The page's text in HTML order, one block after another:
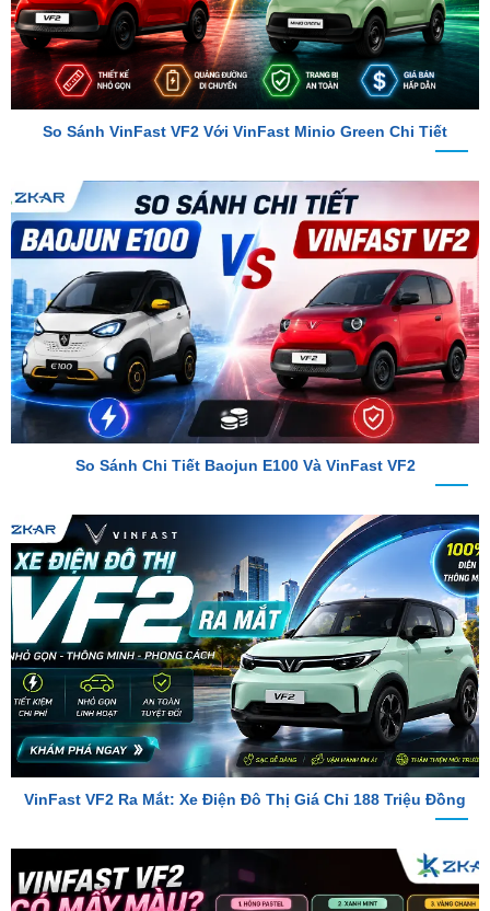
So Sánh VinFast VF2 Với VinFast Minio Green Chi Tiết
So Sánh Chi Tiết Baojun E100 Và VinFast VF2
VinFast VF2 Ra Mắt: Xe Điện Đô Thị Giá Chỉ 188 Triệu Đồng